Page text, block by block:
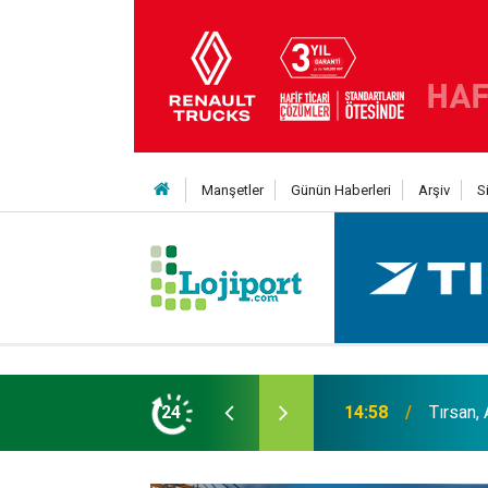
Manşetler Günün Haberleri Arşiv
24
liginin ilk 3'ü arasında 14:19